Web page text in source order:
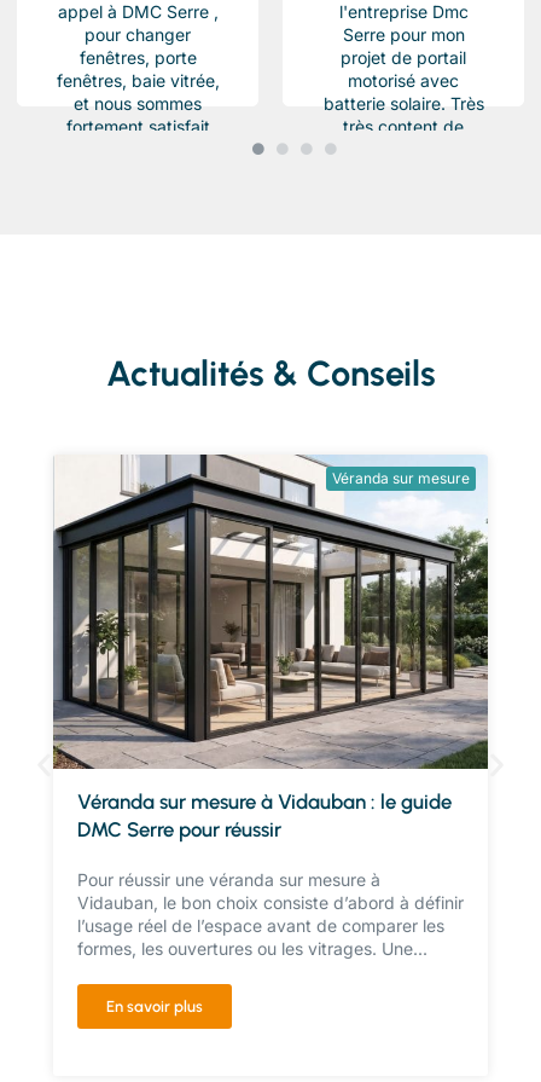
appel à DMC Serre ,
pour changer
fenêtres, porte
fenêtres, baie vitrée,
et nous sommes
fortement satisfait
l'entreprise Dmc
Serre pour mon
projet de portail
motorisé avec
batterie solaire. Très
très content de
l'équipe Beau travail
Actualités & Conseils
Véranda sur mesure
Véranda sur mesure à Vidauban : le guide
DMC Serre pour réussir
Pour réussir une véranda sur mesure à
Vidauban, le bon choix consiste d’abord à définir
l’usage réel de l’espace avant de comparer les
formes, les ouvertures ou les vitrages. Une...
En savoir plus